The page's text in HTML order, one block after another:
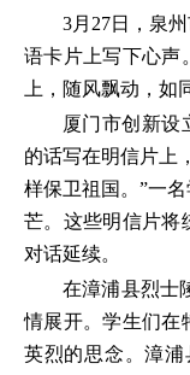
3月27日，泉
语卡片上写下心声
上，随风飘动，如
厦门市创新设
的话写在明信片上
样保卫祖国。”一
芒。这些明信片将
对话延续。
在漳浦县烈士
情展开。学生们在
英烈的思念。漳